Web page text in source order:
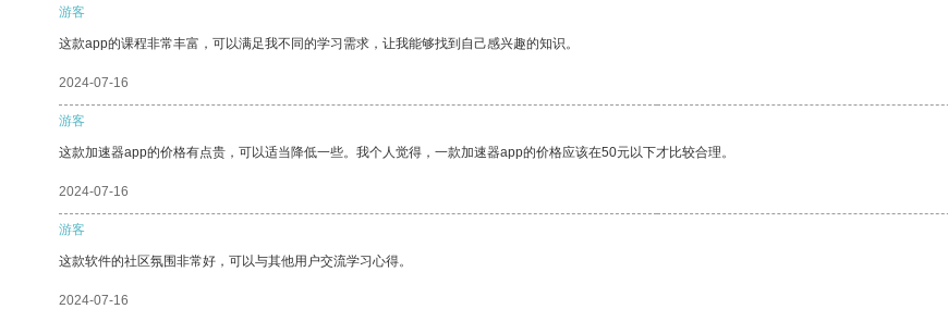
游客
这款app的课程非常丰富，可以满足我不同的学习需求，让我能够找到自己感兴趣的知识。
2024-07-16
游客
这款加速器app的价格有点贵，可以适当降低一些。我个人觉得，一款加速器app的价格应该在50元以下才比较合理。
2024-07-16
游客
这款软件的社区氛围非常好，可以与其他用户交流学习心得。
2024-07-16